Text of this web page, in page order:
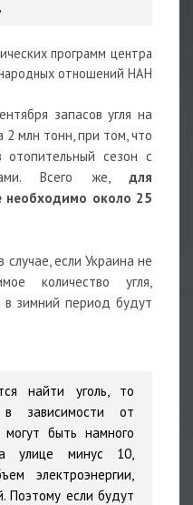
программ центра
отношений НАН
запасов угля на
2 млн тонн, при том, что
сезон с
Всего же, для
необходимо около 25
если Украина не
количество угля,
в зимний период будут
найти уголь, то
в зависимости от
быть намного
улице минус 10,
электроэнергии,
Поэтому если будут